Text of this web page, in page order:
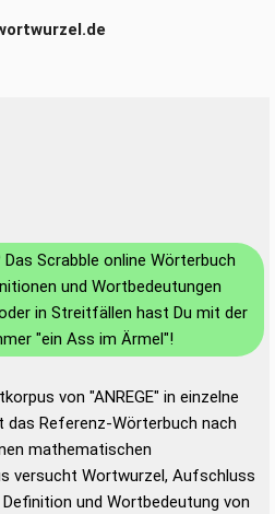
Das Scrabble online Wörterbuch
und Wortbedeutungen
in Streitfällen hast Du mit der
"ein Ass im Ärmel"!
von "ANREGE" in einzelne
das Referenz-Wörterbuch nach
mathematischen
versucht Wortwurzel, Aufschluss
und Wortbedeutung von